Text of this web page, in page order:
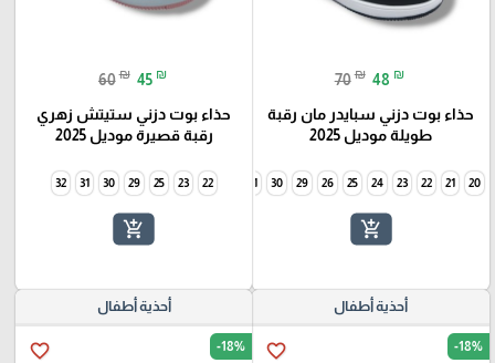
70 ₪ 48 ₪
حذاء بوت دزني سبايدر مان رقبة
طويلة موديل 2025
20
21
22
23
24
25
26
29
30
31
33
34
add_shopping_cart
60 ₪ 45 ₪
حذاء بوت دزني ستيتش زهري
رقبة قصيرة موديل 2025
22
23
25
29
30
31
32
add_shopping_cart
أحذية أطفال
favorite_border -18%
أحذية أطفال
favorite_border -18%